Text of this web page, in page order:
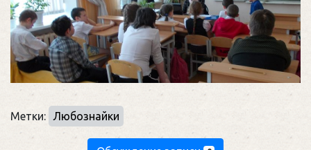
Метки: Любознайки